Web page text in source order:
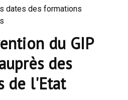
dates des formations
du GIP
des
de l'Etat